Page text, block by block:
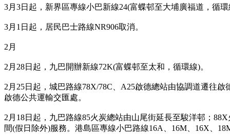
3月3日起，新界區專線小巴新線24(富蝶邨至大埔廣福道，循
3月1日起，居民巴士路線NR906取消。
2月
2月28日起，九巴開辦新線72K(富蝶邨至太和，循環線)。
2月25日起，城巴路線78X/78C、A25啟德總站由協調道遷往
啟德公共運輸交匯處。
2月18日起，九巴路線85火炭總站由山尾街延長至駿洋邨；
間(假日除外)服務。港島區專線小巴路線16A、16M、16X、